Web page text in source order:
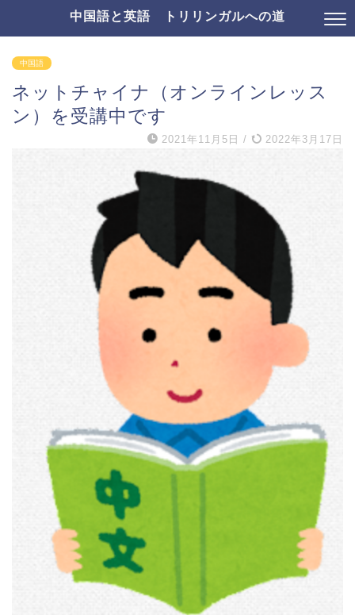
中国語と英語 トリリンガルへの道
中国語
ネットチャイナ（オンラインレッス
ン）を受講中です
2021年11月5日 / 2022年3月17日